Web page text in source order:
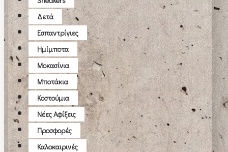
Δετά
Εσπαντρίγιες
Ημίμποτα
Μοκασίνια
Μποτάκια
Κοστούμια
Νέες Αφίξεις
Προσφορές
Καλοκαιρινές